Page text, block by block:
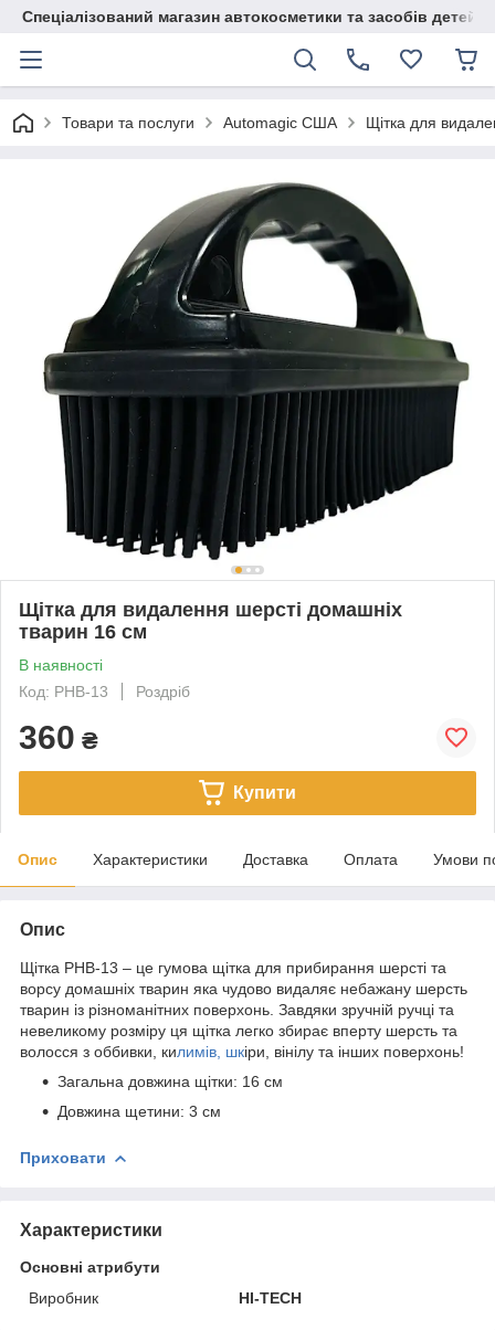
Спеціалізований магазин автокосметики та засобів
Товари та послуги Automagic США Щітка для
Щітка для видалення шерсті домашніх
тварин 16 см
В наявності
Код: PHB-13
Роздріб
360 ₴
Купити
Опис Характеристики Доставка Оплата Умови
Опис
Щітка PHB-13 – це гумова щітка для прибирання шерсті та
ворсу домашніх тварин яка чудово видаляє небажану шерсть
тварин із різноманітних поверхонь. Завдяки зручній ручці та
невеликому розміру ця щітка легко збирає вперту шерсть та
волосся з оббивки, килимів, шкіри, вінілу та інших поверхонь!
Загальна довжина щітки: 16 см
Довжина щетини: 3 см
Приховати
Характеристики
Основні атрибути
Виробник
HI-TECH